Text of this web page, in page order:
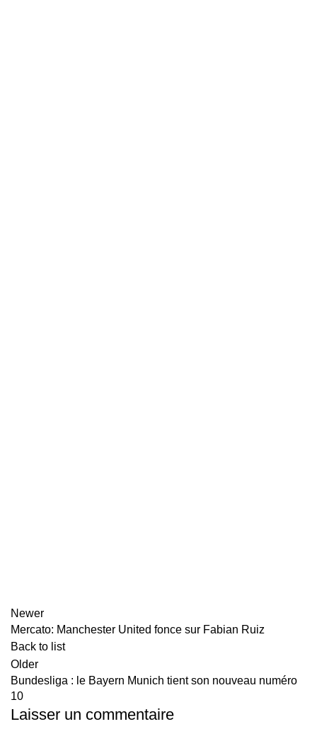
Newer
Mercato: Manchester United fonce sur Fabian Ruiz
Back to list
Older
Bundesliga : le Bayern Munich tient son nouveau numéro
10
Laisser un commentaire